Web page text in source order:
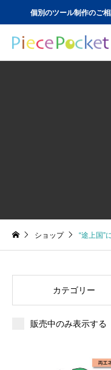
個別のツール制作のご
ショップ “途上国”
カテゴリー
販売中のみ表示する